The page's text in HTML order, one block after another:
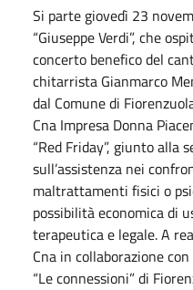
Si parte giovedì 23
“Giuseppe Verdi”, che
concerto benefico del
chitarrista Gianmarco
dal Comune di
Cna Impresa Donna
“Red Friday”, giunto alla
sull’assistenza nei
maltrattamenti fisici o
possibilità economica di
terapeutica e legale. A
Cna in collaborazione
“Le connessioni” di